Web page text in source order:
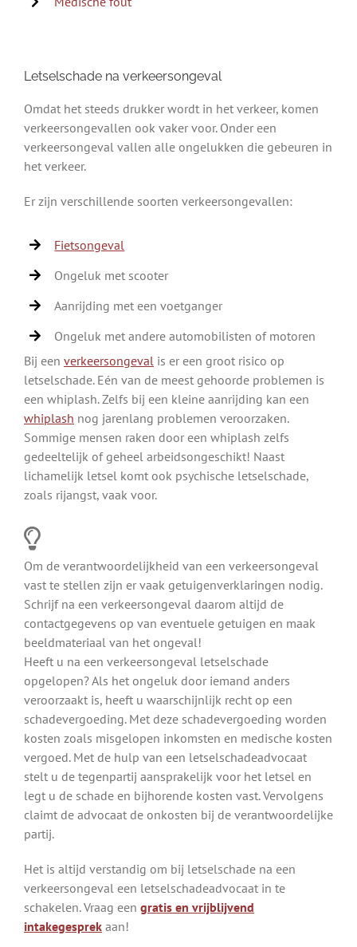
Letselschade na verkeersongeval
Omdat het steeds drukker wordt in het verkeer, komen
verkeersongevallen ook vaker voor. Onder een
verkeersongeval vallen alle ongelukken die gebeuren in
het verkeer.
Er zijn verschillende soorten verkeersongevallen:
Fietsongeval
Ongeluk met scooter
Aanrijding met een voetganger
Ongeluk met andere automobilisten of motoren
Bij een verkeersongeval is er een groot risico op
letselschade. Eén van de meest gehoorde problemen is
een whiplash. Zelfs bij een kleine aanrijding kan een
whiplash nog jarenlang problemen veroorzaken.
Sommige mensen raken door een whiplash zelfs
gedeeltelijk of geheel arbeidsongeschikt! Naast
lichamelijk letsel komt ook psychische letselschade,
zoals rijangst, vaak voor.
Om de verantwoordelijkheid van een verkeersongeval
vast te stellen zijn er vaak getuigenverklaringen nodig.
Schrijf na een verkeersongeval daarom altijd de
contactgegevens op van eventuele getuigen en maak
beeldmateriaal van het ongeval!
Heeft u na een verkeersongeval letselschade
opgelopen? Als het ongeluk door iemand anders
veroorzaakt is, heeft u waarschijnlijk recht op een
schadevergoeding. Met deze schadevergoeding worden
kosten zoals misgelopen inkomsten en medische kosten
vergoed. Met de hulp van een letselschadeadvocaat
stelt u de tegenpartij aansprakelijk voor het letsel en
legt u de schade en bijhorende kosten vast. Vervolgens
claimt de advocaat de onkosten bij de verantwoordelijke
partij.
Het is altijd verstandig om bij letselschade na een
verkeersongeval een letselschadeadvocaat in te
schakelen. Vraag een gratis en vrijblijvend
intakegesprek aan!